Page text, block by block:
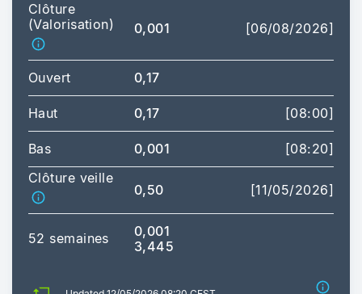
Clôture
(Valorisation)
0,001 [06/08/2026]
Ouvert 0,17
Haut 0,17 [08:00]
Bas 0,001
[08:20]
Clôture veille
0,50 [11/05/2026]
52 semaines
0,001
3,445